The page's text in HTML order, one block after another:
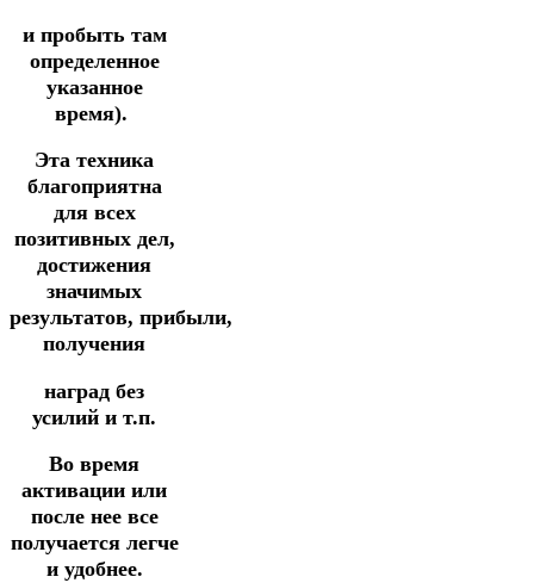
и пробыть там
определенное
указанное
время).
Эта техника
благоприятна
для всех
позитивных дел,
достижения
значимых
результатов, прибыли,
получения
наград без
усилий и т.п.
Во время
активации или
после нее все
получается легче
и удобнее.